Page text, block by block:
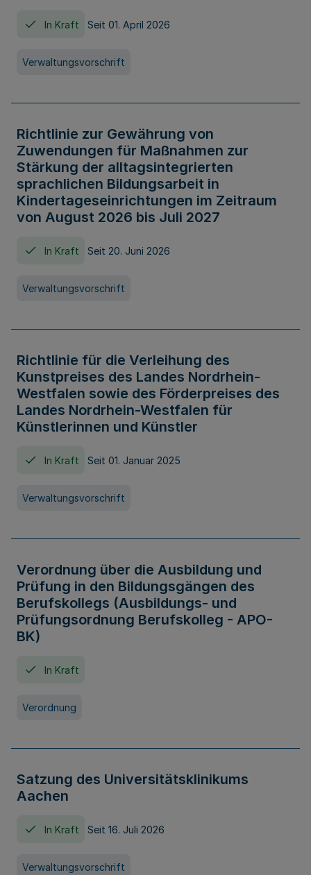
In Kraft Seit 01. April 2026
Verwaltungsvorschrift
Richtlinie zur Gewährung von
Zuwendungen für Maßnahmen zur
Stärkung der alltagsintegrierten
sprachlichen Bildungsarbeit in
Kindertageseinrichtungen im Zeitraum
von August 2026 bis Juli 2027
In Kraft Seit 20. Juni 2026
Verwaltungsvorschrift
Richtlinie für die Verleihung des
Kunstpreises des Landes Nordrhein-
Westfalen sowie des Förderpreises des
Landes Nordrhein-Westfalen für
Künstlerinnen und Künstler
In Kraft Seit 01. Januar 2025
Verwaltungsvorschrift
Verordnung über die Ausbildung und
Prüfung in den Bildungsgängen des
Berufskollegs (Ausbildungs- und
Prüfungsordnung Berufskolleg - APO-
BK)
In Kraft
Verordnung
Satzung des Universitätsklinikums
Aachen
In Kraft Seit 16. Juli 2026
Verwaltungsvorschrift